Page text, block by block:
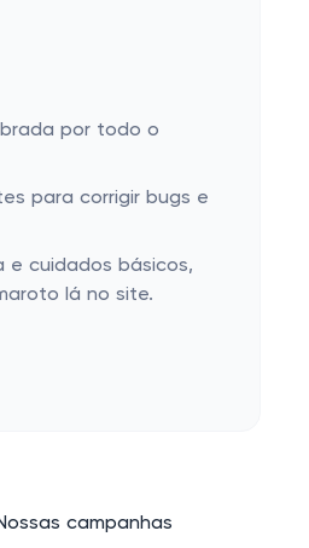
por todo o
para corrigir bugs e
e cuidados básicos,
lá no site.
campanhas